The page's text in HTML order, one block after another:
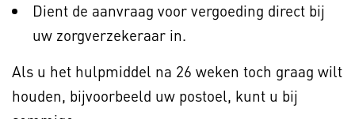
Dient de aanvraag voor vergoeding direct bij
uw zorgverzekeraar in.
Als u het hulpmiddel na 26 weken toch graag wilt
houden, bijvoorbeeld uw postoel, kunt u bij